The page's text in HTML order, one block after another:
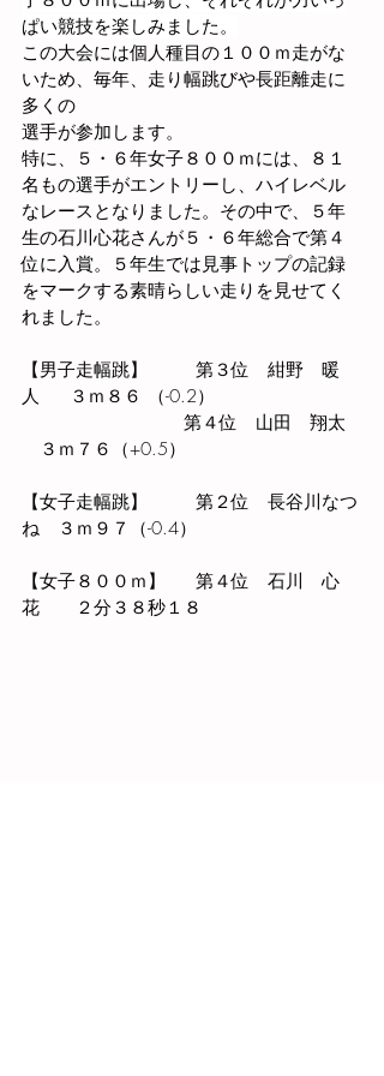
ぱい競技を楽しみました。
この大会には個人種目の１００ｍ走がな
いため、毎年、走り幅跳びや長距離走に
多くの
選手が参加します。
特に、５・６年女子８００ｍには、８１
名もの選手がエントリーし、ハイレベル
なレースとなりました。その中で、５年
生の石川心花さんが５・６年総合で第４
位に入賞。５年生では見事トップの記録
をマークする素晴らしい走りを見せてく
れました。
【男子走幅跳】
第３位　紺野　暖
人  　３ｍ８６ （-0.2）
第４位　山田　翔太
３ｍ７６（+0.5）
【女子走幅跳】　　  第２位　長谷川なつ
ね　３ｍ９７（-0.4）
【女子８００ｍ】　  第４位　石川　心
花　　２分３８秒１８